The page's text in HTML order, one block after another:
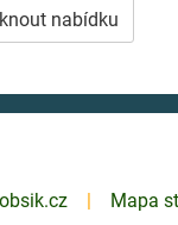
nabídku
Mapa